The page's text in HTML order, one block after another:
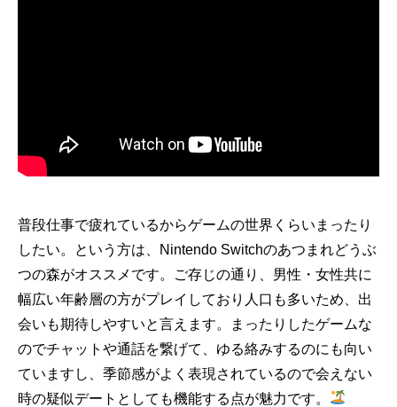
普段仕事で疲れているからゲームの世界くらいまったり
したい。という方は、Nintendo Switchのあつまれどうぶ
つの森がオススメです。ご存じの通り、男性・女性共に
幅広い年齢層の方がプレイしており人口も多いため、出
会いも期待しやすいと言えます。まったりしたゲームな
のでチャットや通話を繋げて、ゆる絡みするのにも向い
ていますし、季節感がよく表現されているので会えない
時の疑似デートとしても機能する点が魅力です。